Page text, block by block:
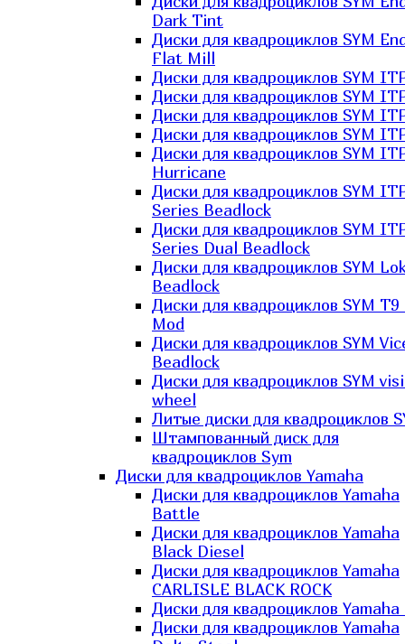
Dark Tint
Диски для квадроциклов SYM
Flat Mill
Диски для квадроциклов SYM
Диски для квадроциклов SYM
Диски для квадроциклов SYM
Диски для квадроциклов SYM
Диски для квадроциклов SYM
Hurricane
Диски для квадроциклов SYM
Series Beadlock
Диски для квадроциклов SYM
Series Dual Beadlock
Диски для квадроциклов SYM
Beadlock
Диски для квадроциклов SYM T9
Mod
Диски для квадроциклов SYM
Beadlock
Диски для квадроциклов SYM
wheel
Литые диски для квадроциклов
Штампованный диск для
квадроциклов Sym
Диски для квадроциклов Yamaha
Диски для квадроциклов Yamaha
Battle
Диски для квадроциклов Yamaha
Black Diesel
Диски для квадроциклов Yamaha
CARLISLE BLACK ROCK
Диски для квадроциклов Yamaha
Диски для квадроциклов Yamaha